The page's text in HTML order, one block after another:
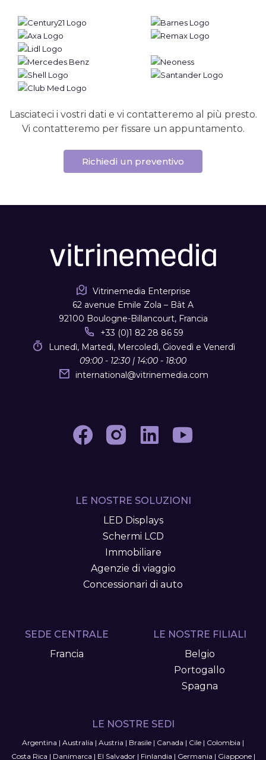
Lasciateci i vostri dati e vi contatteremo al più presto.
Vi contatteremo per fissare un appuntamento.
Richiedi un preventivo
Vitrinemedia Enterprise
62 avenue Emile Zola – Bât A
92100 Boulogne-Billancourt, Francia
+33 (0)1 82 28 86 59
Lunedì, Martedì, Mercoledì, Giovedì e Venerdì
09:00 - 12:30 | 14:00 - 18:00
international@vitrinemedia.com
LE NOSTRE SOLUZIONI
LED Displays
Schermi LCD
Immobiliare
Agenzie di viaggio
Concessionari di auto
SEDE CENTRALE
Francia
LE NOSTRE FILIALI
Belgio
Portogallo
Spagna
LE NOSTRE SEDI
Argentina | Australia | Austria | Brasile | Canada | Cile | Colombia |
Costa Rica | Danimarca | El Salvador| Finlandia | Germania | Giappone|